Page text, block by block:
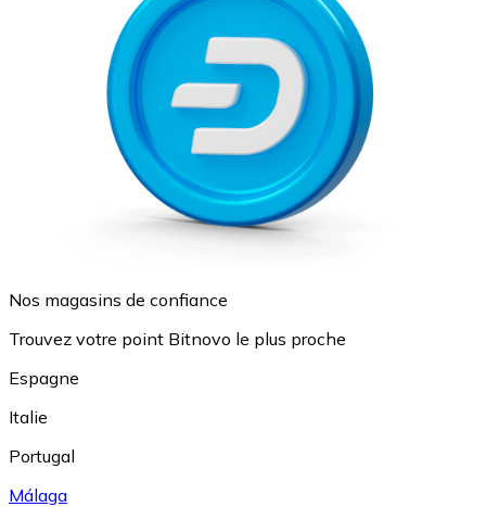
Nos magasins de confiance
Trouvez votre point Bitnovo le plus proche
Espagne
Italie
Portugal
Málaga